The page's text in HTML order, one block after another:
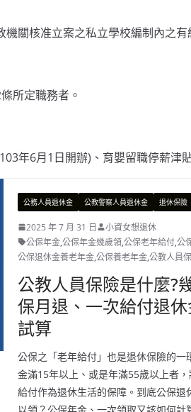
關核准立案之私立學校編制內之有
所定職務者。
年6月1日開辦)、育嬰留職停薪津
公務人員退休金 公教警察人員退休金 退休保險
2025 年 7 月 31 日
小資女想退休
公保年金,公保年金幾歲領,公保老年給付,公
公保退休金養老年金,公保養老年金,公教人員
公教人員保險是什麼?
保月退、一次給付退
試算
公保之「老年給付」也是退休保險的一
金滿15年以上、或是年滿55歲以上者
給付作為退休生活的保障。到底公保退
以領？公保年金、一次領取又該如何計